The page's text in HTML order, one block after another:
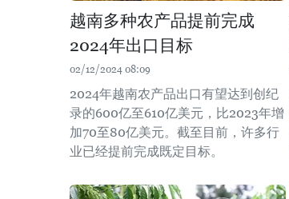
越南多种农产品提前完成
2024年出口目标
02/12/2024 08:09
2024年越南农产品出口有望达到创纪
录的600亿至610亿美元，比2023年增
加70至80亿美元。截至目前，许多行
业已经提前完成既定目标。